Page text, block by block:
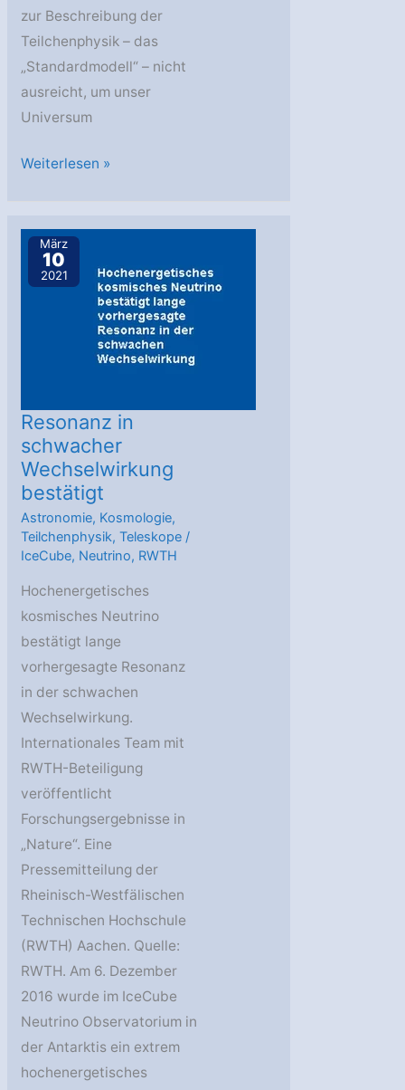
zur Beschreibung der
Teilchenphysik – das
„Standardmodell“ – nicht
ausreicht, um unser
Universum
IceCube:
Nicht-
Standard-
Neutrino-
Wechselwirkungen
Weiterlesen »
März
10
2021
Resonanz in
schwacher
Wechselwirkung
bestätigt
Astronomie, Kosmologie,
Teilchenphysik,Teleskope /
IceCube, Neutrino, RWTH
Hochenergetisches
kosmisches Neutrino
bestätigt lange
vorhergesagte Resonanz
in der schwachen
Wechselwirkung.
Internationales Team mit
RWTH-Beteiligung
veröffentlicht
Forschungsergebnisse in
„Nature“. Eine
Pressemitteilung der
Rheinisch-Westfälischen
Technischen Hochschule
(RWTH) Aachen. Quelle:
RWTH. Am 6. Dezember
2016 wurde im IceCube
Neutrino Observatorium in
der Antarktis ein extrem
hochenergetisches